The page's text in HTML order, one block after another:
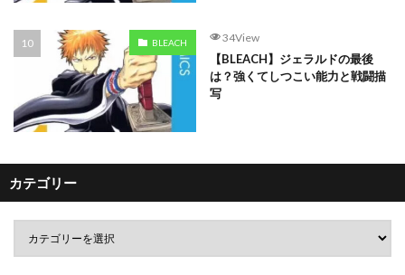
BLEACH 34View
【BLEACH】ジェラルドの最後
は？強くてしつこい能力と戦闘描
写
カテゴリー